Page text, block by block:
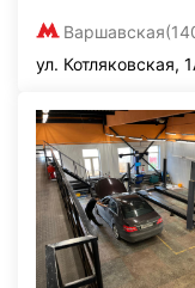
Варшавская
ул. Котляковская,